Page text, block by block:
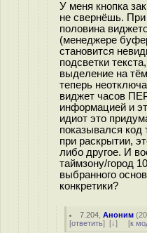
У меня кнопка
не свернёшь.
половина
(менеджере
становится
подсветки
выделение на
теперь
виджет часов
информацией и
идиот это
показывался код
при раскрытии,
либо другое. И
таймзону/город
выбранного
конкретики?
7.204 ,Аноним (
[ответить] [↓] [к